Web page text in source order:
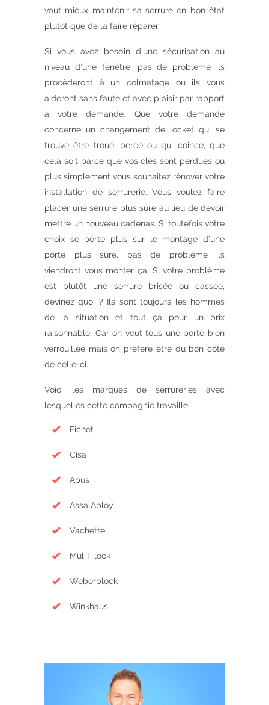
vaut mieux maintenir sa serrure en bon état
plutôt que de la faire réparer.
Si vous avez besoin d’une sécurisation au
niveau d’une fenêtre, pas de problème ils
procèderont à un colmatage ou ils vous
aideront sans faute et avec plaisir par rapport
à votre demande. Que votre demande
concerne un changement de locket qui se
trouve être troué, percé ou qui coince, que
cela soit parce que vos clés sont perdues ou
plus simplement vous souhaitez rénover votre
installation de serrurerie. Vous voulez faire
placer une serrure plus sûre au lieu de devoir
mettre un nouveau cadenas. Si toutefois votre
choix se porte plus sur le montage d’une
porte plus sûre, pas de problème ils
viendront vous monter ça. Si votre problème
est plutôt une serrure brisée ou cassée,
devinez quoi ? Ils sont toujours les hommes
de la situation et tout ça pour un prix
raisonnable. Car on veut tous une porte bien
verrouillée mais on préfère être du bon côté
de celle-ci.
Voici les marques de serrureries avec
lesquelles cette compagnie travaille:
Fichet
Cisa
Abus
Assa Abloy
Vachette
Mul T lock
Weberblock
Winkhaus